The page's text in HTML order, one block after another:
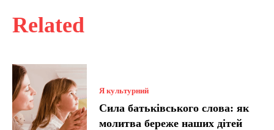
Related
Я культурний
Сила батьківського слова: як
молитва береже наших дітей